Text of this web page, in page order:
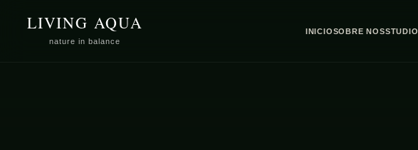
PARA O
CONTEÚDO
LIVING AQUA
nature in balance
INICIOSOBRE NOSSTUDIO